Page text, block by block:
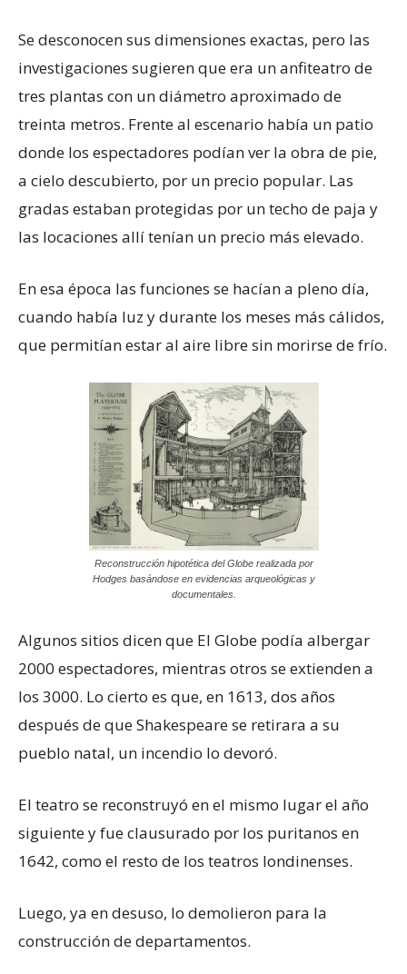
Se desconocen sus dimensiones exactas, pero las
investigaciones sugieren que era un anfiteatro de
tres plantas con un diámetro aproximado de
treinta metros. Frente al escenario había un patio
donde los espectadores podían ver la obra de pie,
a cielo descubierto, por un precio popular. Las
gradas estaban protegidas por un techo de paja y
las locaciones allí tenían un precio más elevado.
En esa época las funciones se hacían a pleno día,
cuando había luz y durante los meses más cálidos,
que permitían estar al aire libre sin morirse de frío.
Reconstrucción hipotética del Globe realizada por
Hodges basándose en evidencias arqueológicas y
documentales.
Algunos sitios dicen que El Globe podía albergar
2000 espectadores, mientras otros se extienden a
los 3000. Lo cierto es que, en 1613, dos años
después de que Shakespeare se retirara a su
pueblo natal, un incendio lo devoró.
El teatro se reconstruyó en el mismo lugar el año
siguiente y fue clausurado por los puritanos en
1642, como el resto de los teatros londinenses.
Luego, ya en desuso, lo demolieron para la
construcción de departamentos.